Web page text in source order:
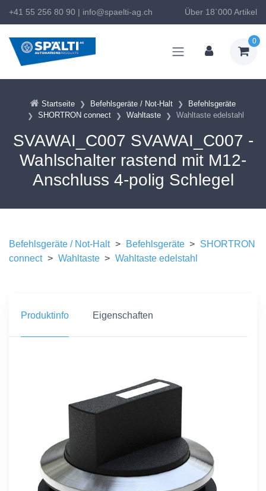
+41 55 256 80 90 | info@spaelti-ag.ch Über 18`000 Artikel
0
Startseite Befehlsgeräte / Not-Halt
Befehlsgeräte
SHORTRON connect
Wahltaste Wahltaste edelstahl
SVAWAI_C007 SVAWAI_C007 -
Wahlschalter rastend mit M12-
Anschluss 4-polig Schlegel
Befehlsgeräte / Not-Halt > Befehlsgeräte > SHORTRON
connect > Wahltaste > Wahltaste edelstahl
Produktinfo Eigenschaften